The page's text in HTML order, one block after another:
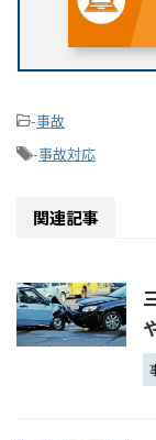
-事故
-事故対応
関連記事